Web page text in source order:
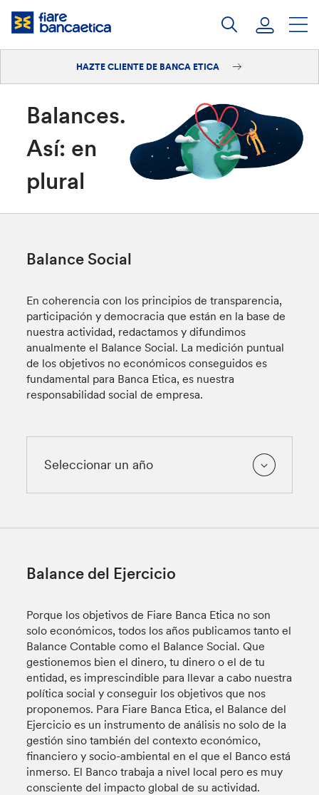
Saltar
Hazte cliente
HAZTE CLIENTE DE BANCA ETICA
Balances.
Así: en
plural
Balance Social
En coherencia con los principios de transparencia,
participación y democracia que están en la base de
nuestra actividad, redactamos y difundimos
anualmente el Balance Social. La medición puntual
de los objetivos no económicos conseguidos es
fundamental para Banca Etica, es nuestra
responsabilidad social de empresa.
Balance del Ejercicio
Porque los objetivos de Fiare Banca Etica no son
solo económicos, todos los años publicamos tanto el
Balance Contable como el Balance Social. Que
gestionemos bien el dinero, tu dinero o el de tu
entidad, es imprescindible para llevar a cabo nuestra
política social y conseguir los objetivos que nos
proponemos. Para Fiare Banca Etica, el Balance del
Ejercicio es un instrumento de análisis no solo de la
gestión sino también del contexto económico,
financiero y socio-ambiental en el que el Banco está
inmerso. El Banco trabaja a nivel local pero es muy
consciente del impacto global de su actividad.